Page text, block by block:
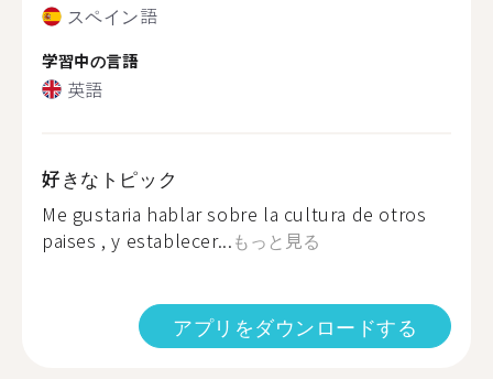
スペイン語
学習中の言語
英語
好きなトピック
Me gustaria hablar sobre la cultura de otros
paises , y establecer...もっと見る
アプリをダウンロードする